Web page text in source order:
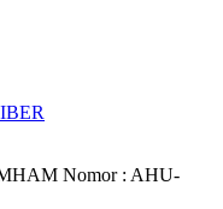
Nomor : AHU-